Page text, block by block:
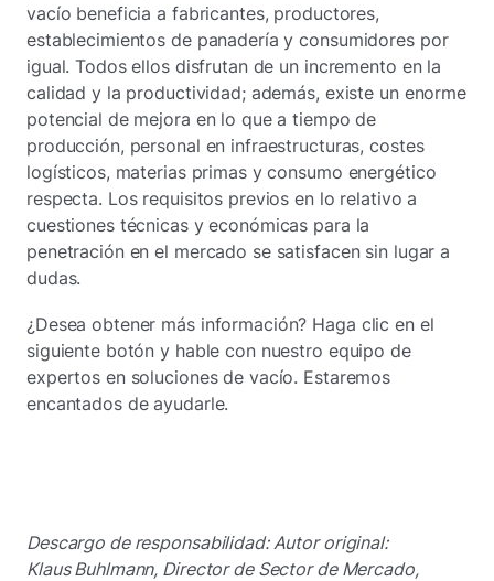
vacío beneficia a fabricantes, productores,
establecimientos de panadería y consumidores por
igual. Todos ellos disfrutan de un incremento en la
calidad y la productividad; además, existe un enorme
potencial de mejora en lo que a tiempo de
producción, personal en infraestructuras, costes
logísticos, materias primas y consumo energético
respecta. Los requisitos previos en lo relativo a
cuestiones técnicas y económicas para la
penetración en el mercado se satisfacen sin lugar a
dudas.
¿Desea obtener más información? Haga clic en el
siguiente botón y hable con nuestro equipo de
expertos en soluciones de vacío. Estaremos
encantados de ayudarle.
Descargo de responsabilidad: Autor original:
Klaus Buhlmann, Director de Sector de Mercado,